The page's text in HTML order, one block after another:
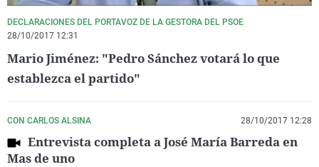
DECLARACIONES DEL PORTAVOZ DE LA GESTORA DEL PSOE
28/10/2017 12:31
Mario Jiménez: "Pedro Sánchez votará lo que
establezca el partido"
CON CARLOS ALSINA 28/10/2017 12:28
Entrevista completa a José María Barreda en
Mas de uno